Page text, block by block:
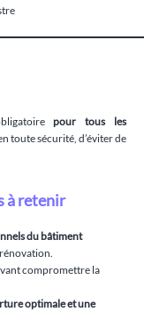
pour tous les
toute sécurité, d’éviter de
à retenir
du bâtiment
compromettre la
optimale et une